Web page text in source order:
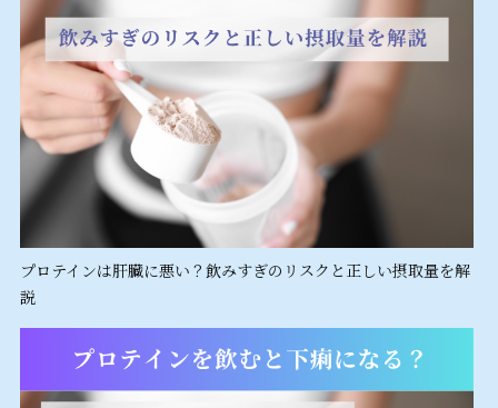
プロテインは肝臓に悪い？飲みすぎのリスクと正しい摂取量を解
説